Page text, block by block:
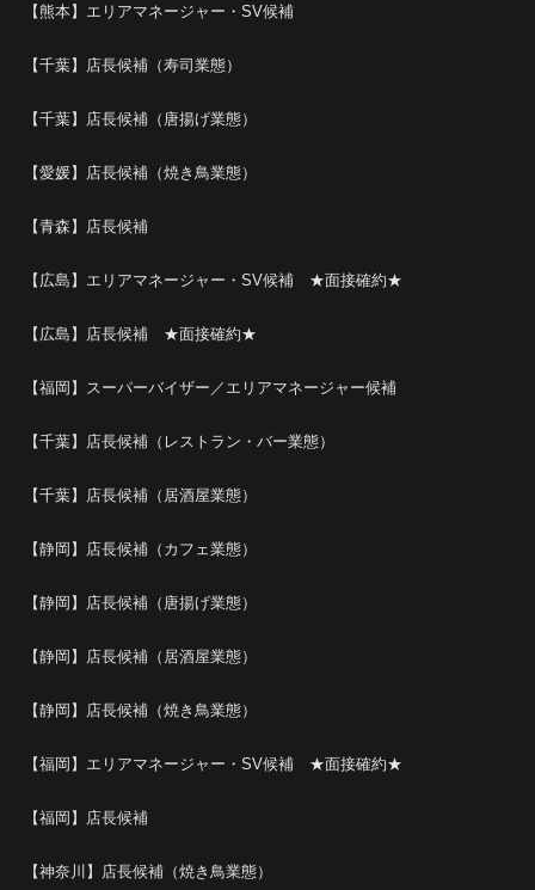
【熊本】エリアマネージャー・SV候補
【千葉】店長候補（寿司業態）
【千葉】店長候補（唐揚げ業態）
【愛媛】店長候補（焼き鳥業態）
【青森】店長候補
【広島】エリアマネージャー・SV候補 ★面接確約★
【広島】店長候補 ★面接確約★
【福岡】スーパーバイザー／エリアマネージャー候補
【千葉】店長候補（レストラン・バー業態）
【千葉】店長候補（居酒屋業態）
【静岡】店長候補（カフェ業態）
【静岡】店長候補（唐揚げ業態）
【静岡】店長候補（居酒屋業態）
【静岡】店長候補（焼き鳥業態）
【福岡】エリアマネージャー・SV候補 ★面接確約★
【福岡】店長候補
【神奈川】店長候補（焼き鳥業態）